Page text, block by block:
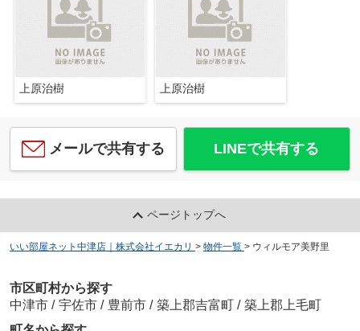
上原治樹 上原治樹
メールで共有する LINEで共有する
ページトップへ
いい部屋ネット中津店｜株式会社イエカリ > 物件一覧 > ウィルモア美野里
市区町村から探す
中津市 / 宇佐市 / 豊前市 / 築上郡吉富町 / 築上郡上毛町